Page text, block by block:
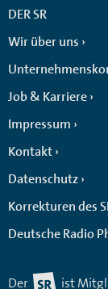
DER SR
Wir über uns
Job & Karriere
Impressum
Kontakt
Datenschutz
Korrekturen des
Deutsche Radio
Der ist